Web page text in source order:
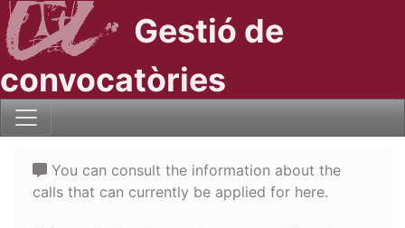
Gestió de
convocatòries
You can consult the information about the
calls that can currently be applied for here.